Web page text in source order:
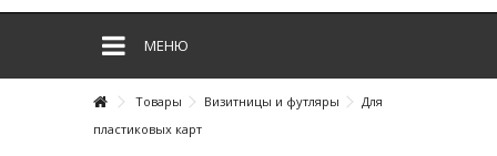
МЕНЮ
Товары Визитницы и футляры
Для
пластиковых карт